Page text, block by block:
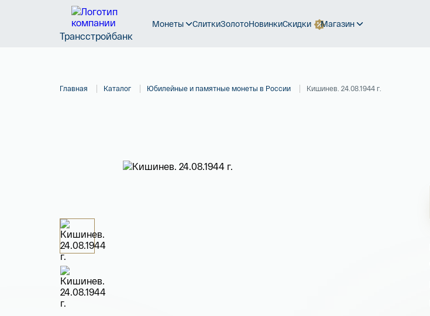
Трансстройбанк
Монеты СлиткиЗолотоНовинкиСкидки Магазин
Главная Каталог Юбилейные и памятные монеты в России Кишинев. 24.08.1944 г.